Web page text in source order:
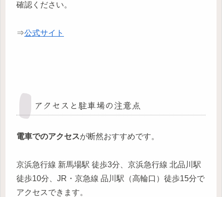
確認ください。
⇒公式サイト
アクセスと駐車場の注意点
電車でのアクセスが断然おすすめです。
京浜急行線 新馬場駅 徒歩3分、京浜急行線 北品川駅
徒歩10分、JR・京急線 品川駅（高輪口）徒歩15分で
アクセスできます。